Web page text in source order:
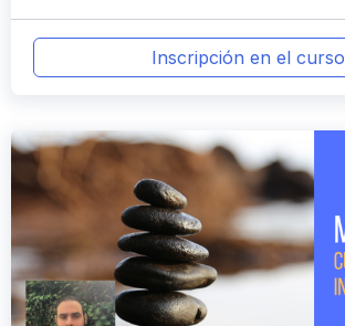
Inscripción en el curso